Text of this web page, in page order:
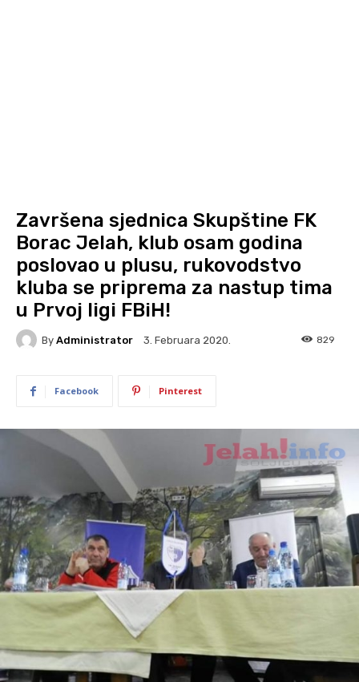
Završena sjednica Skupštine FK
Borac Jelah, klub osam godina
poslovao u plusu, rukovodstvo
kluba se priprema za nastup tima
u Prvoj ligi FBiH!
By Administrator 3. Februara 2020. 829
Facebook Pinterest